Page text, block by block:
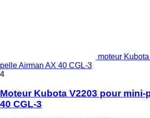
moteur
pelle Airman AX 40 CGL-3
4
Moteur Kubota V2203 pour mini-
40 CGL-3